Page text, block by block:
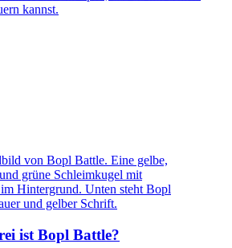
kannst.
ist Bopl Battle?